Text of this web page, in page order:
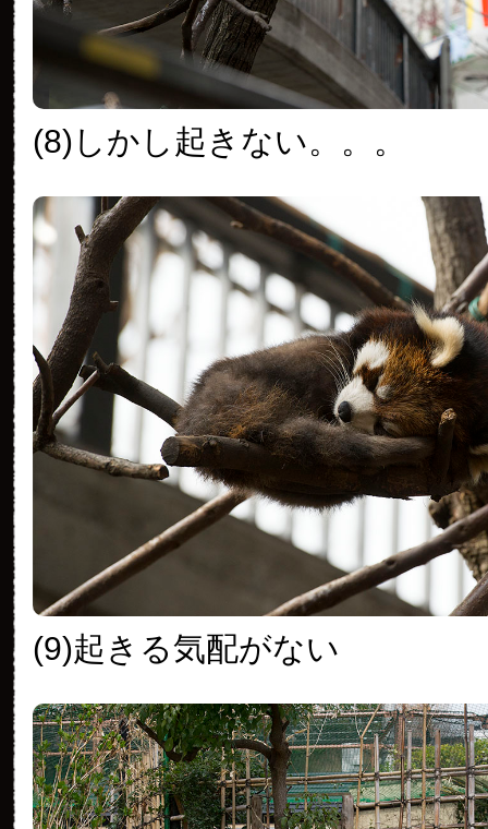
(8)しかし起きない。。。
(9)起きる気配がない